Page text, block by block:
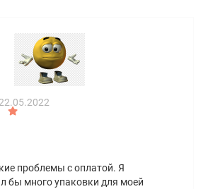
22.05.2022
проблемы с оплатой. Я
бы много упаковки для моей